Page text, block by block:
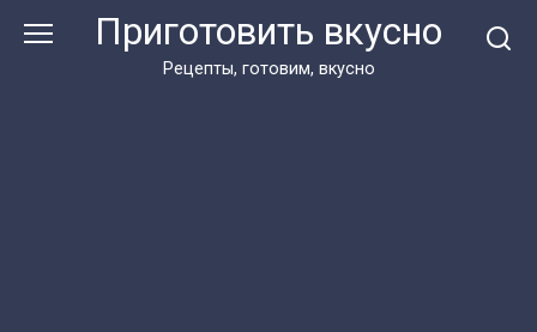
Приготовить вкусно
Рецепты, готовим, вкусно